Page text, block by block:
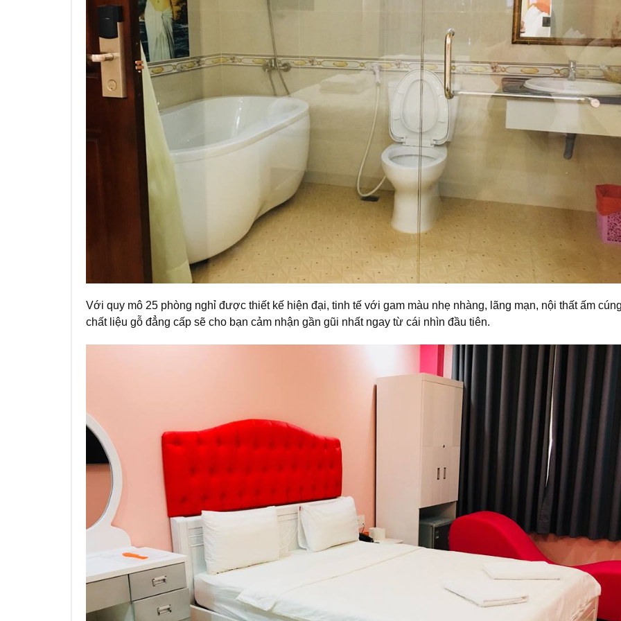
Với quy mô 25 phòng nghỉ được thiết kế hiện đại, tinh tế với gam màu nhẹ nhàng, lãng mạn, nội thất ấm
chất liệu gỗ đẳng cấp sẽ cho bạn cảm nhận gần gũi nhất ngay từ cái nhìn đầu tiên.